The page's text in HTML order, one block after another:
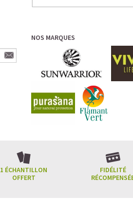
NOS MARQUES
1 ÉCHANTILLON
OFFERT
FIDÉLITÉ